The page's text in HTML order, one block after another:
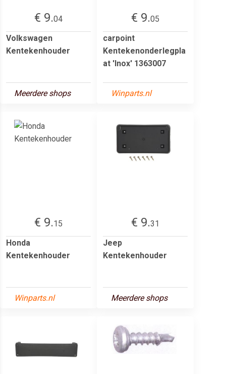
€ 9.04
Volkswagen
Kentekenhouder
Meerdere shops
€ 9.05
carpoint
Kentekenonderlegpla
at 'Inox' 1363007
Winparts.nl
€ 9.15
Honda
Kentekenhouder
Winparts.nl
€ 9.31
Jeep
Kentekenhouder
Meerdere shops